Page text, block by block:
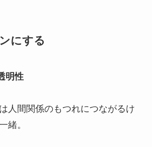
にする
明性
人間関係のもつれにつながるけ
緒。